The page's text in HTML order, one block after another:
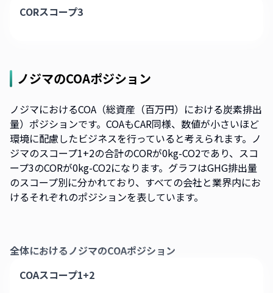
CORスコープ3
ノジマのCOAポジション
ノジマにおけるCOA（総資産（百万円）における炭素排出
量）ポジションです。COAもCAR同様、数値が小さいほど
環境に配慮したビジネスを行っていると考えられます。ノ
ジマのスコープ1+2の合計のCORが0kg-CO2であり、スコ
ープ3のCORが0kg-CO2になります。グラフはGHG排出量
のスコープ別に分かれており、すべての会社と業界内にお
けるそれぞれのポジションを表しています。
全体におけるノジマのCOAポジション
COAスコープ1+2